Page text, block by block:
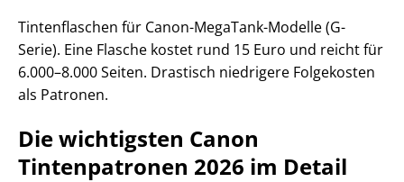
Tintenflaschen für Canon-MegaTank-Modelle (G-
Serie). Eine Flasche kostet rund 15 Euro und reicht für
6.000–8.000 Seiten. Drastisch niedrigere Folgekosten
als Patronen.
Die wichtigsten Canon
Tintenpatronen 2026 im Detail